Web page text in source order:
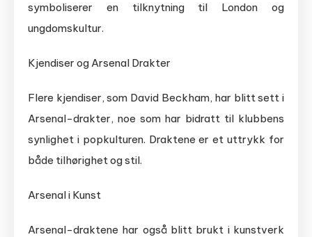
symboliserer en tilknytning til London og
ungdomskultur.
Kjendiser og Arsenal Drakter
Flere kjendiser, som David Beckham, har blitt sett i
Arsenal-drakter, noe som har bidratt til klubbens
synlighet i popkulturen. Draktene er et uttrykk for
både tilhørighet og stil.
Arsenal i Kunst
Arsenal-draktene har også blitt brukt i kunstverk